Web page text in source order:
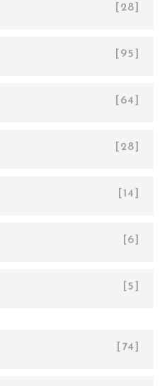
[28]
[95]
[64]
[28]
[14]
[6]
[5]
[74]